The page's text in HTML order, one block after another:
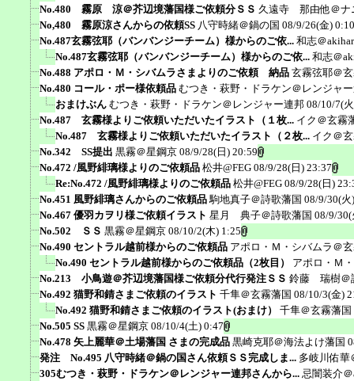
No.480 霧原 涼＠芥辺境藩国様ご依頼分ＳＳ 久遠寺 那由他＠ナ
No,480 霧原涼さんからの依頼SS 八守時緒＠鍋の国 08/9/26(金) 0:10
No.487玄霧弦耶（バンバンジーチーム）様からのご依... 和志＠
No.487玄霧弦耶（バンバンジーチーム）様からのご依... 和志＠
No.488 アポロ・Ｍ・シバムラさまよりのご依頼 納品 玄霧弦耶＠
No.480 コール・ポー様依頼品 むつき・萩野・ドラケン＠レンジャ
おまけぶん むつき・萩野・ドラケン＠レンジャー連邦 08/10/7(
No.487 玄霧様よりご依頼いただいたイラスト（１枚... イク＠玄霧
No.487 玄霧様よりご依頼いただいたイラスト（２枚... イク＠
No.342 SS提出 黒霧＠星鋼京 08/9/28(日) 20:59
No.472 /風野緋璃様よりのご依頼品 松井@FEG 08/9/28(日) 23:37
Re:No.472 /風野緋璃様よりのご依頼品 松井@FEG 08/9/28(日)
No.451 風野緋璃さんからのご依頼品 駒地真子＠詩歌藩国 08/9/30(火
No.467 優羽カヲリ様ご依頼イラスト 星月 典子＠詩歌藩国 08/9/30(
No.502 ＳＳ 黒霧＠星鋼京 08/10/2(木) 1:25
No.490 セントラル越前様からのご依頼品 アポロ・Ｍ・シバムラ＠
No.490 セントラル越前様からのご依頼品（2枚目）
アポロ・Ｍ
No.213 小鳥遊＠芥辺境藩国様ご依頼分代行発注ＳＳ 鈴藤 瑞樹＠
No.492 猫野和錆さまご依頼のイラスト 千隼＠玄霧藩国 08/10/3(金)
No.492 猫野和錆さまご依頼のイラスト(おまけ）
千隼＠玄霧藩国
No.505 SS 黒霧＠星鋼京 08/10/4(土) 0:47
No.478 矢上麗華＠土場藩国 さまの完成品 黒崎克耶＠海法よけ藩国
発注 No.495 八守時緒＠鍋の国さん依頼ＳＳ完成しま... 多岐川佑華
305むつき・萩野・ドラケン＠レンジャー連邦さんから... 忌闇装介